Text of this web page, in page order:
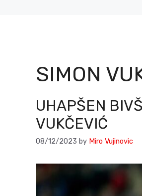
SIMON
UHAPŠEN
VUKČEVIĆ
08/12/2023 by Miro Vujinovic